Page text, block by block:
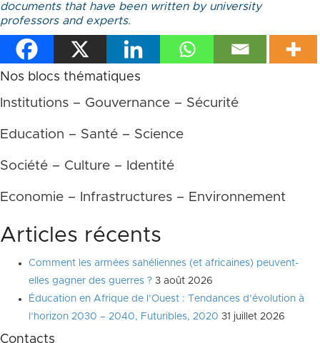
documents that have been written by university
professors and experts.
Nos blocs thématiques
Institutions – Gouvernance – Sécurité
Education – Santé – Science
Société – Culture – Identité
Economie – Infrastructures – Environnement
Articles récents
Comment les armées sahéliennes (et africaines) peuvent-
elles gagner des guerres ? 3 août 2026
Éducation en Afrique de l’Ouest : Tendances d’évolution à
l’horizon 2030 – 2040, Futuribles, 2020 31 juillet 2026
Contacts